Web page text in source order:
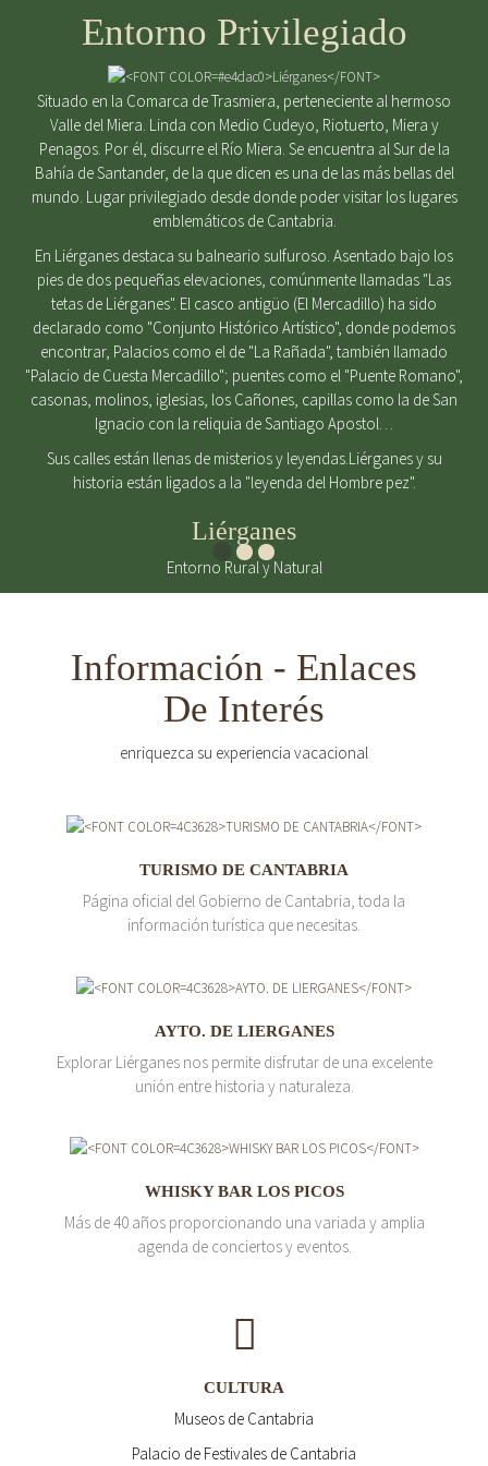
Entorno Privilegiado
Situado en la Comarca de Trasmiera, perteneciente al hermoso
Valle del Miera. Linda con Medio Cudeyo, Riotuerto, Miera y
Penagos. Por él, discurre el Río Miera. Se encuentra al Sur de la
Bahía de Santander, de la que dicen es una de las más bellas del
mundo. Lugar privilegiado desde donde poder visitar los lugares
emblemáticos de Cantabria.
En Liérganes destaca su balneario sulfuroso. Asentado bajo los
pies de dos pequeñas elevaciones, comúnmente llamadas "Las
tetas de Liérganes". El casco antigüo (El Mercadillo) ha sido
declarado como "Conjunto Histórico Artístico", donde podemos
encontrar, Palacios como el de "La Rañada", también llamado
"Palacio de Cuesta Mercadillo"; puentes como el "Puente Romano",
casonas, molinos, iglesias, los Cañones, capillas como la de San
Ignacio con la reliquia de Santiago Apostol…
Sus calles están llenas de misterios y leyendas.Liérganes y su
historia están ligados a la "leyenda del Hombre pez".
Liérganes
Entorno Rural y Natural
Información - Enlaces
De Interés
enriquezca su experiencia vacacional
TURISMO DE CANTABRIA
Página oficial del Gobierno de Cantabria, toda la
información turística que necesitas.
AYTO. DE LIERGANES
Explorar Liérganes nos permite disfrutar de una excelente
unión entre historia y naturaleza.
WHISKY BAR LOS PICOS
Más de 40 años proporcionando una variada y amplia
agenda de conciertos y eventos.
CULTURA
Museos de Cantabria
Palacio de Festivales de Cantabria